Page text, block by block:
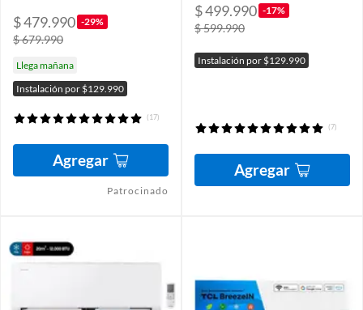
$ 479.990 -29%
$ 679.990
Llega mañana
Instalación por $129.990
(17)
Agregar
Patrocinado
$ 499.990 -17%
$ 599.990
Instalación por $129.990
(7)
Agregar